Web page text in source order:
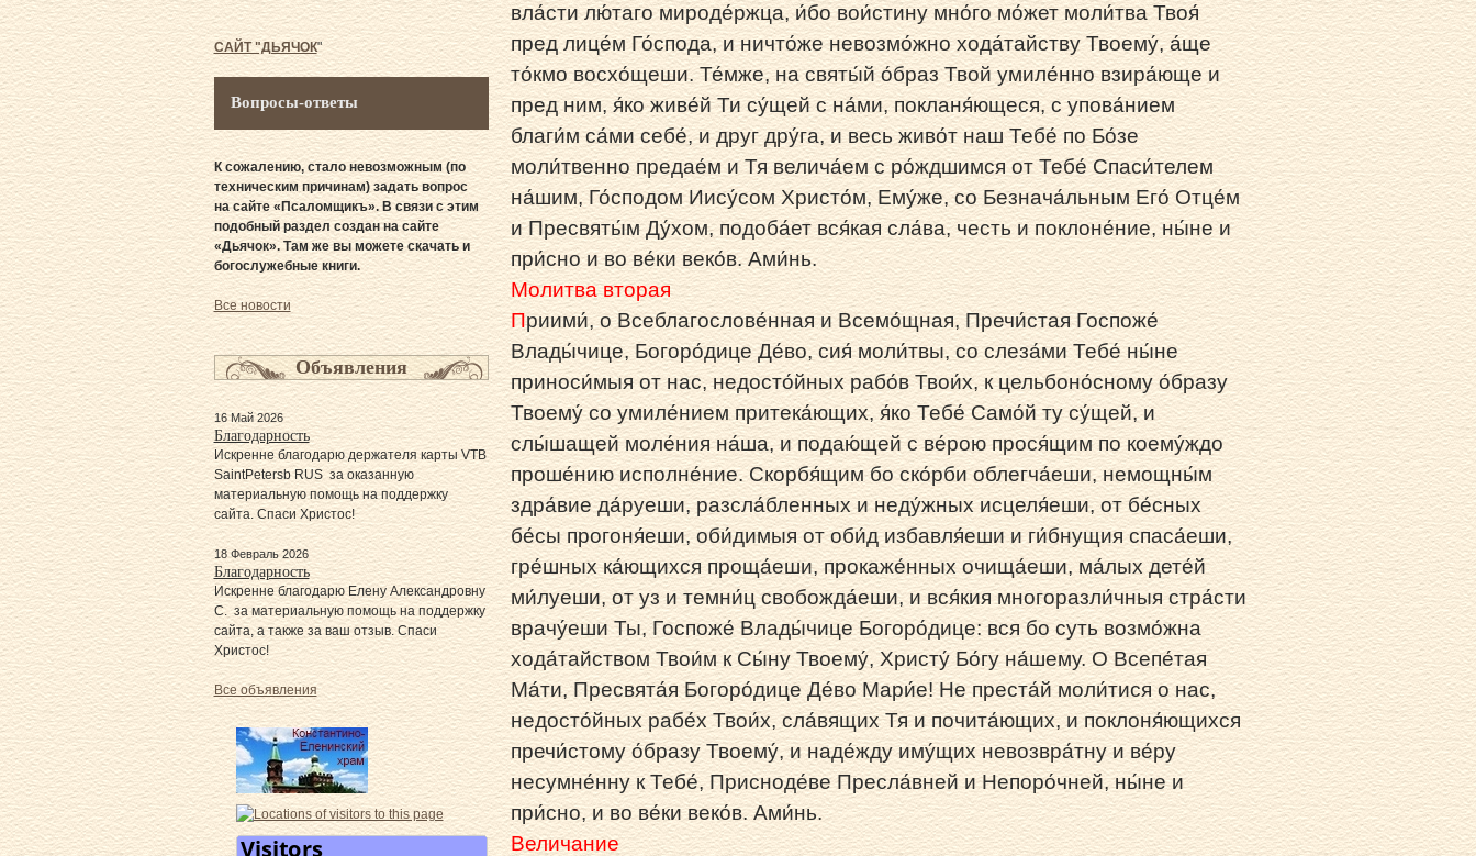
вла́сти лю́таго мироде́ржца, и́бо вои́стину мно́го мо́жет моли́тва Твоя́
пред лице́м Го́спода, и ничто́же невозмо́жно хода́тайству Твоему́, а́ще
то́кмо восхо́щеши. Те́мже, на святы́й о́браз Твой умиле́нно взира́юще и
пред ним, я́ко живе́й Ти су́щей с на́ми, покланя́ющеся, с упова́нием
благи́м са́ми себе́, и друг дру́га, и весь живо́т наш Тебе́ по Бо́зе
моли́твенно предае́м и Тя велича́ем с ро́ждшимся от Тебе́ Спаси́телем
на́шим, Го́сподом Иису́сом Христо́м, Ему́же, со Безнача́льным Его́ Отце́м
и Пресвяты́м Ду́хом, подоба́ет вся́кая сла́ва, честь и поклоне́ние, ны́не и
при́сно и во ве́ки веко́в. Ами́нь.
Молитва вторая
Приими́, о Всеблагослове́нная и Всемо́щная, Пречи́стая Госпоже́
Влады́чице, Богоро́дице Де́во, сия́ моли́твы, со слеза́ми Тебе́ ны́не
приноси́мыя от нас, недосто́йных рабо́в Твои́х, к цельбоно́сному о́бразу
Твоему́ со умиле́нием притека́ющих, я́ко Тебе́ Само́й ту су́щей, и
слы́шащей моле́ния на́ша, и подаю́щей с ве́рою прося́щим по коему́ждо
проше́нию исполне́ние. Скорбя́щим бо ско́рби облегча́еши, немощны́м
здра́вие да́руеши, разсла́бленных и неду́жных исцеля́еши, от бе́сных
бе́сы прогоня́еши, оби́димыя от оби́д избавля́еши и ги́бнущия спаса́еши,
гре́шных ка́ющихся проща́еши, прокаже́нных очища́еши, ма́лых дете́й
ми́луеши, от уз и темни́ц свобожда́еши, и вся́кия многоразли́чныя стра́сти
врачу́еши Ты, Госпоже́ Влады́чице Богоро́дице: вся бо суть возмо́жна
хода́тайством Твои́м к Сы́ну Твоему́, Христу́ Бо́гу на́шему. О Всепе́тая
Ма́ти, Пресвята́я Богоро́дице Де́во Мари́е! Не преста́й моли́тися о нас,
недосто́йных рабе́х Твои́х, сла́вящих Тя и почита́ющих, и поклоня́ющихся
пречи́стому о́бразу Твоему́, и наде́жду иму́щих невозвра́тну и ве́ру
несумне́нну к Тебе́, Присноде́ве Пресла́вней и Непоро́чней, ны́не и
при́сно, и во ве́ки веко́в. Ами́нь.
Величание
САЙТ "ДЬЯЧОК"
Вопросы-ответы
К сожалению, стало невозможным (по
техническим причинам) задать вопрос
на сайте «Псаломщикъ». В связи с этим
подобный раздел создан на сайте
«Дьячок». Там же вы можете скачать и
богослужебные книги.
Все новости
Объявления
16 Май 2026
Благодарность
Искренне благодарю держателя карты VTB
SaintPetersb RUS за оказанную
материальную помощь на поддержку
сайта. Спаси Христос!
18 Февраль 2026
Благодарность
Искренне благодарю Елену Александровну
С. за материальную помощь на поддержку
сайта, а также за ваш отзыв. Спаси
Христос!
Все объявления